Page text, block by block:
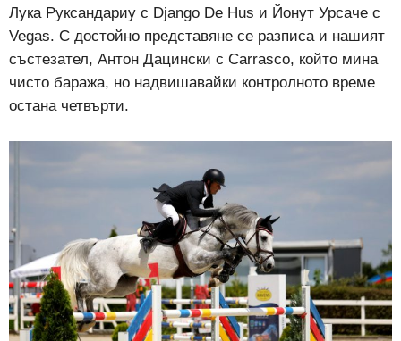
Лука Руксандариу с Django De Hus и Йонут Урсаче с
Vegas. С достойно представяне се разписа и нашият
състезател, Антон Дацински с Carrasco, който мина
чисто баража, но надвишавайки контролното време
остана четвърти.